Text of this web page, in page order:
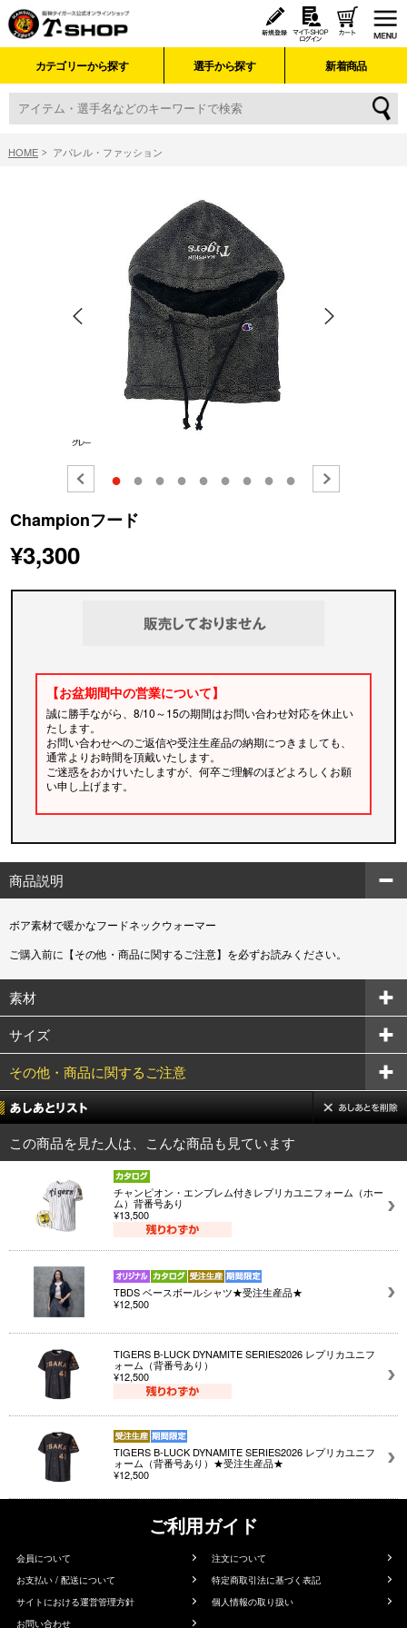
カテゴリーから探す 選手から探す 新着商品
HOME アパレル・ファッション
● ● ● ● ● ● ● ● ●
Championフード
¥3,300
【お盆期間中の営業について】
誠に勝手ながら、8/10～15の期間はお問い合わせ対応を休止い
たします。
お問い合わせへのご返信や受注生産品の納期につきましても、
通常よりお時間を頂戴いたします。
ご迷惑をおかけいたしますが、何卒ご理解のほどよろしくお願
い申し上げます。
商品説明
ボア素材で暖かなフードネックウォーマー
ご購入前に【その他・商品に関するご注意】を必ずお読みください。
素材
サイズ
その他・商品に関するご注意
この商品を見た人は、こんな商品も見ています
チャンピオン・エンブレム付きレプリカユニフォーム（ホー
ム）背番号あり
¥13,500
TBDS ベースボールシャツ★受注生産品★
¥12,500
TIGERS B-LUCK DYNAMITE SERIES2026 レプリカユニフ
ォーム（背番号あり）
¥12,500
TIGERS B-LUCK DYNAMITE SERIES2026 レプリカユニフ
ォーム（背番号あり）★受注生産品★
¥12,500
ご利用ガイド
会員について
注文について
お支払い / 配送について
特定商取引法に基づく表記
サイトにおける運営管理方針
個人情報の取り扱い
お問い合わせ